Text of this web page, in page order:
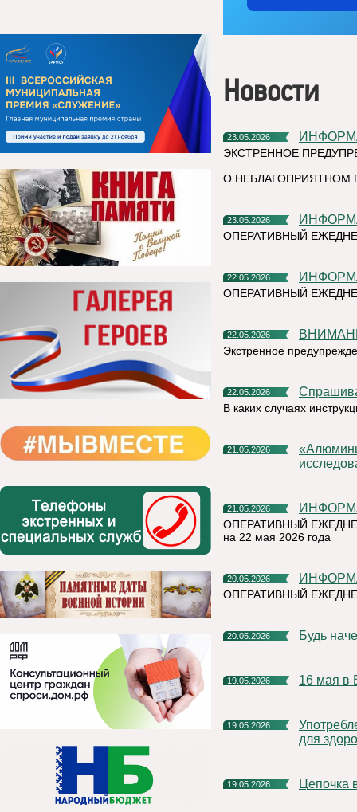
Новости
23.05.2026
ЭКСТРЕННОЕ
О НЕБЛАГОПРИЯТНОМ
23.05.2026
ОПЕРАТИВНЫЙ
22.05.2026
ОПЕРАТИВНЫЙ
22.05.2026
Экстренное
22.05.2026
В каких случаях
21.05.2026
«Алюминиевая азбука» на призы РУСАЛа выбрала лучшие
21.05.2026
ОПЕРАТИВНЫЙ
на 22 мая 2026 года
20.05.2026
ОПЕРАТИВНЫЙ
20.05.2026 Будь
19.05.2026 16 мая
19.05.2026
Употребление наркотических и психотропных веществ опасно
для
19.05.2026